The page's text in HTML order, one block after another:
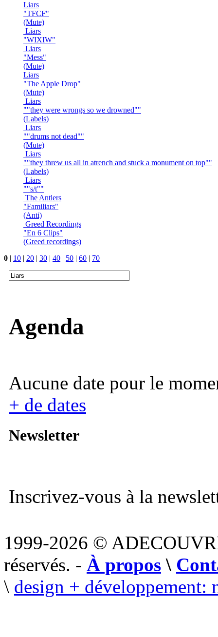
Liars
"TFCF"
(Mute)
Liars
"WIXIW"
Liars
"Mess"
(Mute)
Liars
"The Apple Drop"
(Mute)
Liars
""they were wrongs so we drowned""
(Labels)
Liars
""drums not dead""
(Mute)
Liars
""they threw us all in atrench and stuck a monument on top""
(Labels)
Liars
""s/t""
The Antlers
"Familiars"
(Anti)
Greed Recordings
"En 6 Clips"
(Greed recordings)
0 | 10 | 20 | 30 | 40 | 50 | 60 | 70
Agenda
Aucune date pour le
+ de dates
Newsletter
Inscrivez-vous à la
1999-2026 ©
réservés. - À propos \
\ design + développement: